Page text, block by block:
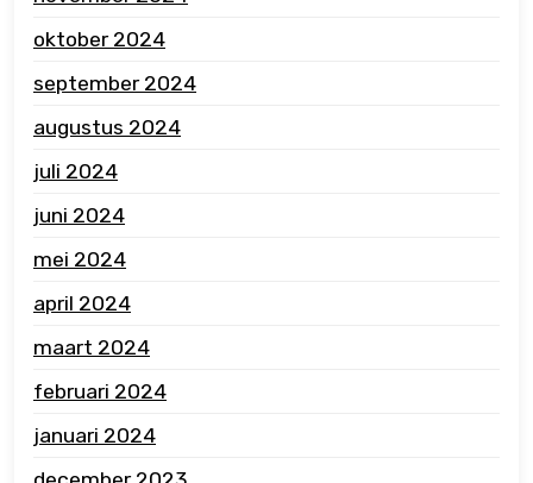
oktober 2024
september 2024
augustus 2024
juli 2024
juni 2024
mei 2024
april 2024
maart 2024
februari 2024
januari 2024